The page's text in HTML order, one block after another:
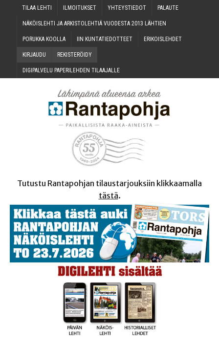
TILAA LEH­TI ILMOI­TUK­SET YHTEYS­TIE­DOT PALAU­TE
NÄKÖIS­LEH­TI JA ARKIS­TO­LEH­TIÄ VUO­DES­TA 2013 LÄHTIEN
PORUK­KA KOOLLA IIN KUN­TA­TIE­DOT­TEET ERI­KOIS­LEH­DET
KIR­JAU­DU REKIS­TE­RÖI­DY
DIGI­PAL­VE­LU PAPE­RI­LEH­DEN TILAAJALLE
Tutustu Rantapohjan tilaustarjouksiin klikkaamalla
tästä.